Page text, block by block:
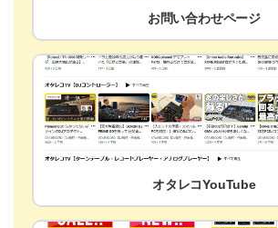
お問い合わせページ
オタレコYouTube